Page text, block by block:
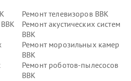
Ремонт телевизоров BBK
Ремонт акустических систем
BBK
Ремонт морозильных камер
BBK
Ремонт роботов-пылесосов
BBK